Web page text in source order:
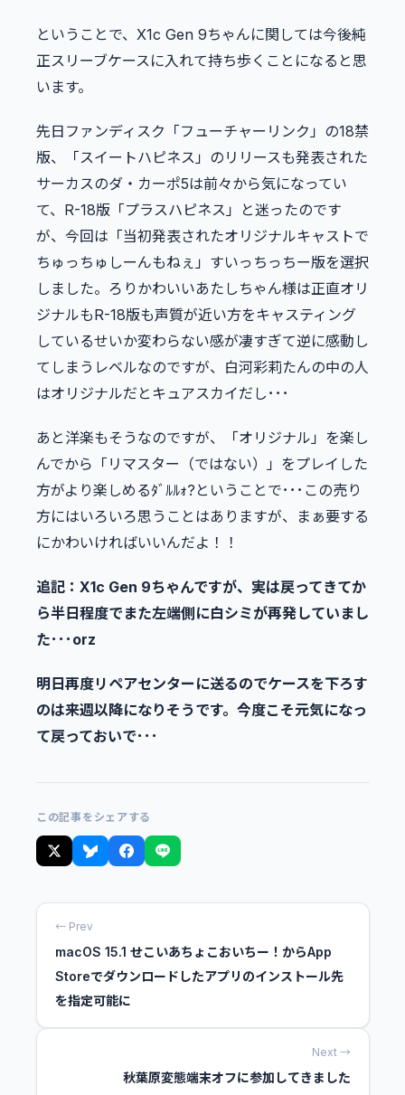
ということで、X1c Gen 9ちゃんに関しては今後純
正スリーブケースに入れて持ち歩くことになると思
います。
先日ファンディスク「フューチャーリンク」の18禁
版、「スイートハピネス」のリリースも発表された
サーカスのダ・カーポ5は前々から気になってい
て、R-18版「プラスハピネス」と迷ったのです
が、今回は「当初発表されたオリジナルキャストで
ちゅっちゅしーんもねぇ」すいっちっちー版を選択
しました。ろりかわいいあたしちゃん様は正直オリ
ジナルもR-18版も声質が近い方をキャスティング
しているせいか変わらない感が凄すぎて逆に感動し
てしまうレベルなのですが、白河彩莉たんの中の人
はオリジナルだとキュアスカイだし･･･
あと洋楽もそうなのですが、「オリジナル」を楽し
んでから「リマスター（ではない）」をプレイした
方がより楽しめるﾀﾞﾙﾙｫ?ということで･･･この売り
方にはいろいろ思うことはありますが、まぁ要する
にかわいければいいんだよ！！
追記：X1c Gen 9ちゃんですが、実は戻ってきてか
ら半日程度でまた左端側に白シミが再発していまし
た･･･orz
明日再度リペアセンターに送るのでケースを下ろす
のは来週以降になりそうです。今度こそ元気になっ
て戻っておいで･･･
この記事をシェアする
← Prev
macOS 15.1 せこいあちょこおいちー！からApp
Storeでダウンロードしたアプリのインストール先
を指定可能に
Next →
秋葉原変態端末オフに参加してきました